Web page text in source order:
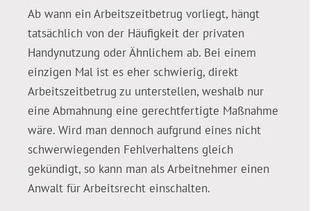
Ab wann ein Arbeitszeitbetrug vorliegt, hängt
tatsächlich von der Häufigkeit der privaten
Handynutzung oder Ähnlichem ab. Bei einem
einzigen Mal ist es eher schwierig, direkt
Arbeitszeitbetrug zu unterstellen, weshalb nur
eine Abmahnung eine gerechtfertigte Maßnahme
wäre. Wird man dennoch aufgrund eines nicht
schwerwiegenden Fehlverhaltens gleich
gekündigt, so kann man als Arbeitnehmer einen
Anwalt für Arbeitsrecht einschalten.